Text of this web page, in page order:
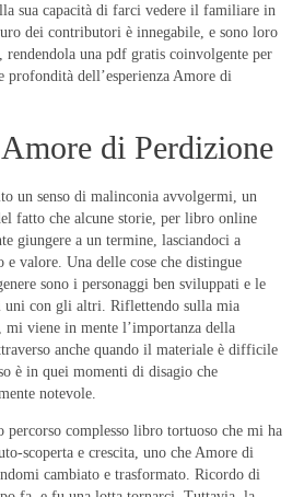
sua capacità di farci vedere il familiare in
dei contributori è innegabile, e sono loro
rendendola una pdf gratis coinvolgente per
profondità dell’esperienza Amore di
di Perdizione
un senso di malinconia avvolgermi, un
fatto che alcune storie, per libro online
giungere a un termine, lasciandoci a
valore. Una delle cose che distingue
sono i personaggi ben sviluppati e le
uni con gli altri. Riflettendo sulla mia
mi viene in mente l’importanza della
anche quando il materiale è difficile
è in quei momenti di disagio che
notevole.
complesso libro tortuoso che mi ha
scoperta e crescita, uno che Amore di
cambiato e trasformato. Ricordo di